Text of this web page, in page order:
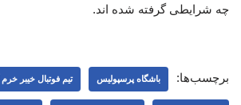
چه شرایطی گرفته شده اند.
برچسب‌ها: باشگاه پرسپولیس تیم فوتبال خیبر خرم